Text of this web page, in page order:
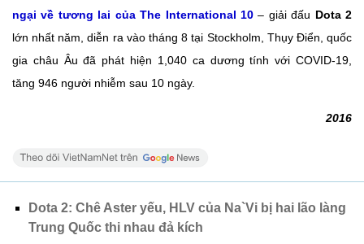
ngại về tương lai của The International 10– giải đấu Dota 2
lớn nhất năm, diễn ra vào tháng 8 tại Stockholm, Thụy Điển, quốc
gia châu Âu đã phát hiện 1,040 ca dương tính với COVID-19,
tăng 946 người nhiễm sau 10 ngày.
2016
Dota 2: Chê Aster yếu, HLV của Na`Vi bị hai lão làng
Trung Quốc thi nhau đả kích